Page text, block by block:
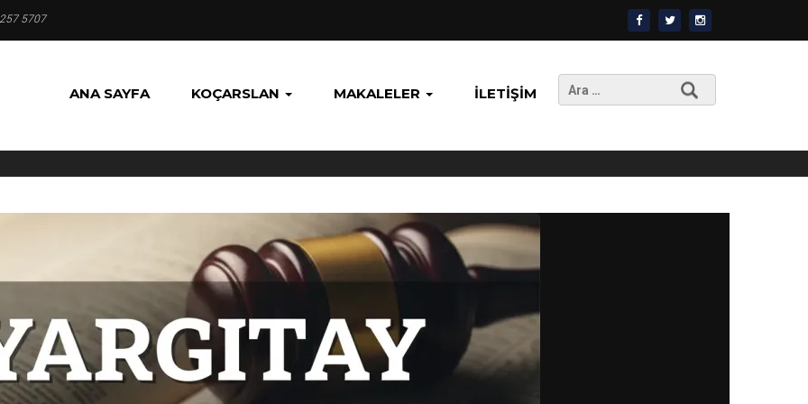
5707
ANA SAYFA KOÇARSLAN MAKALELER İLETIŞIM
Arama: